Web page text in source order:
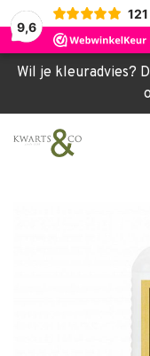
9,6
121
Wil je kleuradvies?